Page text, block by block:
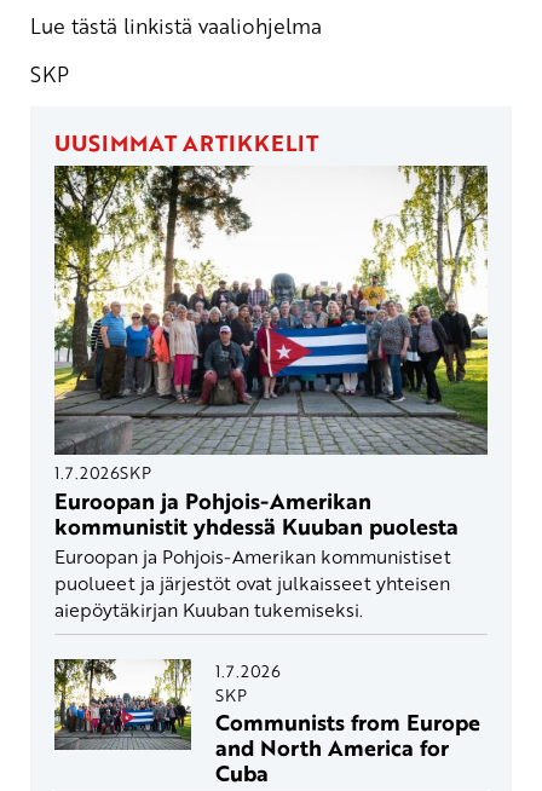
Lue tästä linkistä vaaliohjelma
SKP
UUSIMMAT ARTIKKELIT
1.7.2026SKP
Euroopan ja Pohjois-Amerikan
kommunistit yhdessä Kuuban puolesta
Euroopan ja Pohjois-Amerikan kommunistiset
puolueet ja järjestöt ovat julkaisseet yhteisen
aiepöytäkirjan Kuuban tukemiseksi.
1.7.2026
SKP
Communists from Europe
and North America for
Cuba